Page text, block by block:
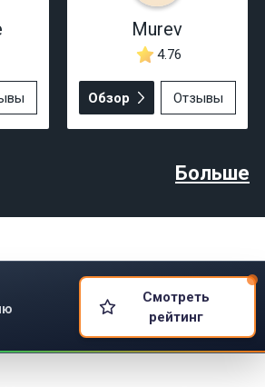
Murev
4.76
Обзор Отзывы
Больше
Смотреть
рейтинг